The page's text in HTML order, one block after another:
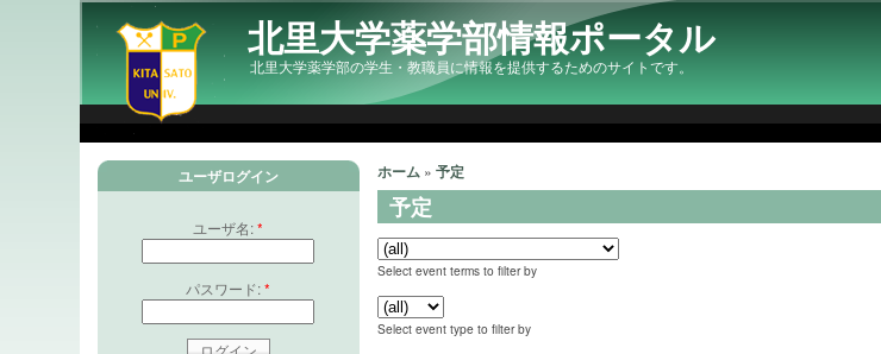
北里大学薬学部情報ポータル
北里大学薬学部の学生・教職員に情報を提供するためのサイトです。
ユーザログイン
ユーザ名:*
パスワード:*
ホーム »予定
予定
Select event terms to filter by
Select event type to filter by